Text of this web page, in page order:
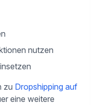
nutzen
zu Dropshipping auf
eine weitere